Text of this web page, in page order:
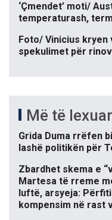
‘Çmendet’ moti/
temperaturash,
Foto/ Vinicius kryen
spekulimet për
Më të
Grida Duma rrëfen
lashë politikën për
Zbardhet skema e
Martesa të rreme
luftë, arsyeja:
kompensim në rast